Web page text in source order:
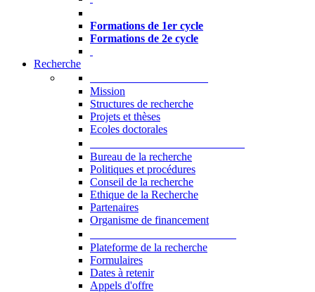
Formations de 1er cycle
Formations de 2e cycle
Recherche
Mission
Structures de recherche
Projets et thèses
Ecoles doctorales
Bureau de la recherche
Politiques et procédures
Conseil de la recherche
Ethique de la Recherche
Partenaires
Organisme de financement
Plateforme de la recherche
Formulaires
Dates à retenir
Appels d'offre